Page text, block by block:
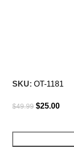
SKU: OT-1181
$49.99 $25.00